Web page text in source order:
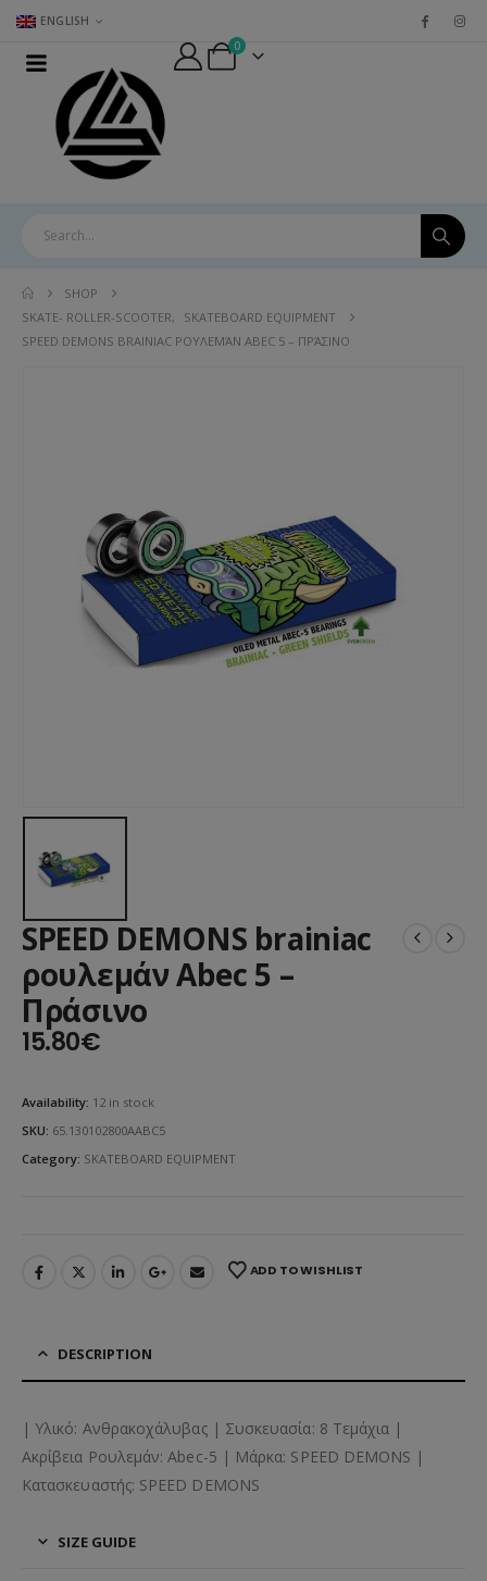
ENGLISH
0
SHOP
SKATE- ROLLER-SCOOTER,
SKATEBOARD EQUIPMENT
SPEED DEMONS BRAINIAC ΡΟΥΛΕΜΆΝ ABEC 5 – ΠΡΆΣΙΝΟ
SPEED DEMONS brainiac
ρουλεμάν Abec 5 –
Πράσινο
15.80€
Availability: 12 in stock
SKU: 65.130102800AABC5
Category: SKATEBOARD EQUIPMENT
ADD TO WISHLIST
DESCRIPTION
| Υλικό: Ανθρακοχάλυβας | Συσκευασία: 8 Τεμάχια |
Ακρίβεια Ρουλεμάν: Abec-5 | Μάρκα: SPEED DEMONS |
Κατασκευαστής: SPEED DEMONS
SIZE GUIDE